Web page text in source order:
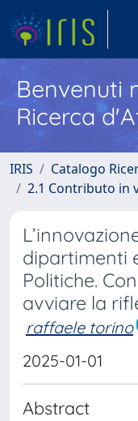
Benvenuti
Ricerca
IRIS Catalogo
2.1 Contributo in
dipartimenti
Politiche.
avviare la
raffaele torino
2025-01-01
Abstract